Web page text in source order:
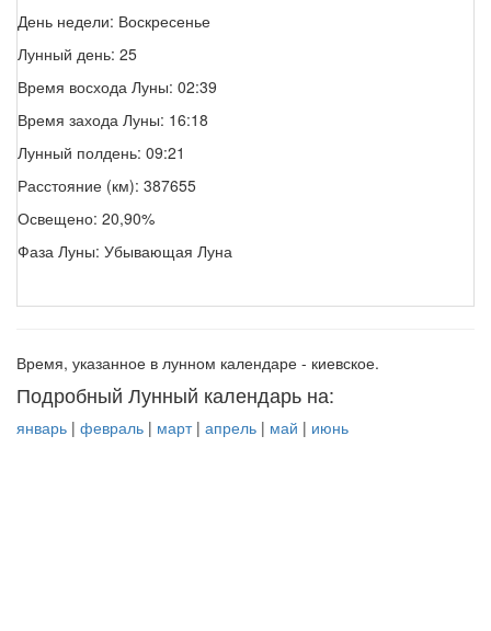
День недели: Воскресенье
Лунный день: 25
Время восхода Луны: 02:39
Время захода Луны: 16:18
Лунный полдень: 09:21
Расстояние (км): 387655
Освещено: 20,90%
Фаза Луны: Убывающая Луна
Время, указанное в лунном календаре - киевское.
Подробный Лунный календарь на:
январь | февраль | март| апрель | май | июнь